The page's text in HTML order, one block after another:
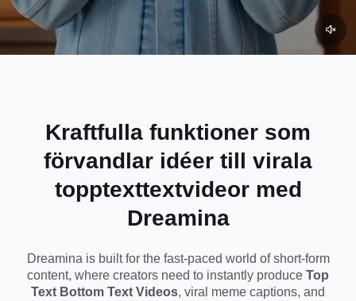
Kraftfulla funktioner som
förvandlar idéer till virala
topptexttextvideor med
Dreamina
Dreamina is built for the fast-paced world of short-form
content, where creators need to instantly produce Top
Text Bottom Text Videos, viral meme captions, and